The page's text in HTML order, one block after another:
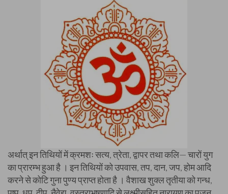
अर्थात् इन तिथियों में क्रमशः सत्य, त्रेता, द्वापर तथा कलि— चारों युग
का प्रारम्भ हुआ है । इन तिथियों को उपवास, तप, दान, जप, होम आदि
करने से कोटि गुना पुण्य प्राप्त होता है । वैशाख शुक्ल तृतीया को गन्ध,